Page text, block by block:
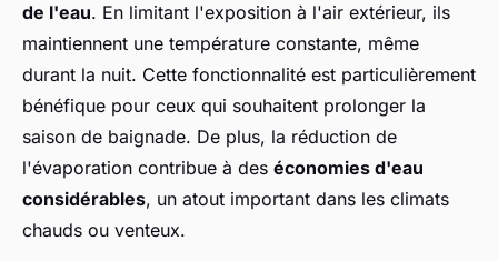
de l'eau. En limitant l'exposition à l'air extérieur, ils
maintiennent une température constante, même
durant la nuit. Cette fonctionnalité est particulièrement
bénéfique pour ceux qui souhaitent prolonger la
saison de baignade. De plus, la réduction de
l'évaporation contribue à des économies d'eau
considérables, un atout important dans les climats
chauds ou venteux.